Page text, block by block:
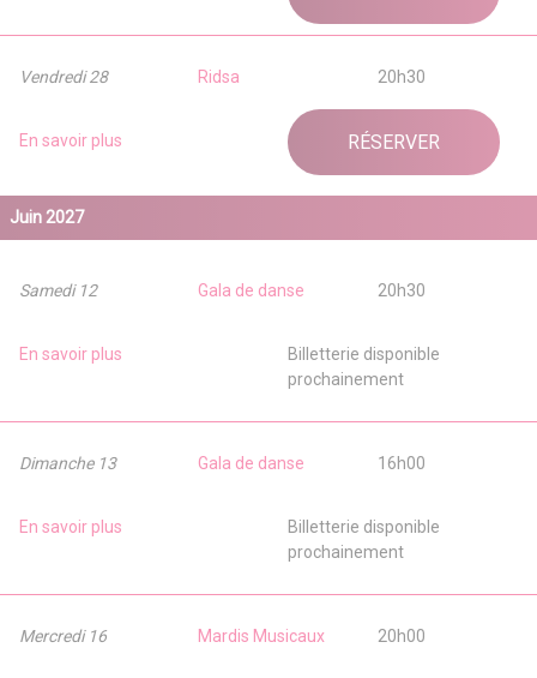
Vendredi 28 Ridsa 20h30
En savoir plus RÉSERVER
Juin 2027
Samedi 12 Gala de danse 20h30
En savoir plus
Billetterie disponible
prochainement
Dimanche 13 Gala de danse 16h00
En savoir plus
Billetterie disponible
prochainement
Mercredi 16 Mardis Musicaux 20h00